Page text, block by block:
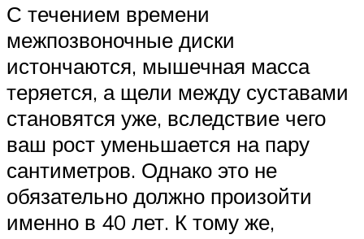
С течением времени
межпозвоночные диски
истончаются, мышечная масса
теряется, а щели между суставами
становятся уже, вследствие чего
ваш рост уменьшается на пару
сантиметров. Однако это не
обязательно должно произойти
именно в 40 лет. К тому же,